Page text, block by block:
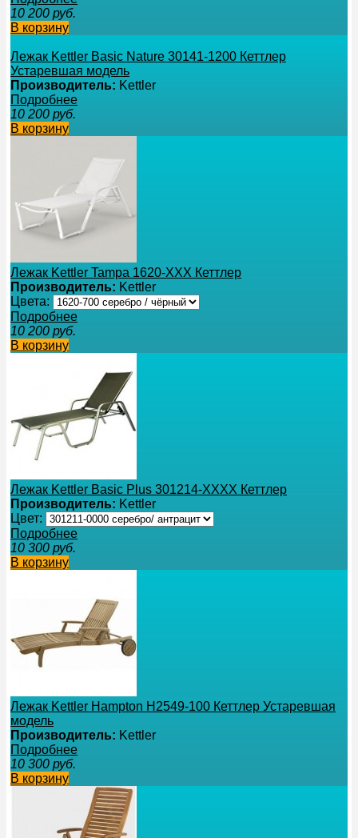
10 200 руб.
В корзину
Лежак Kettler Basic Nature 30141-1200 Кеттлер
Устаревшая модель
Производитель: Kettler
Подробнее
10 200 руб.
В корзину
Лежак Kettler Tampa 1620-ХХХ Кеттлер
Производитель: Kettler
Цвета:
Подробнее
10 200 руб.
В корзину
Лежак Kettler Basic Plus 301214-ХХХХ Кеттлер
Производитель: Kettler
Цвет:
Подробнее
10 300 руб.
В корзину
Лежак Kettler Hampton H2549-100 Кеттлер Устаревшая
модель
Производитель: Kettler
Подробнее
10 300 руб.
В корзину